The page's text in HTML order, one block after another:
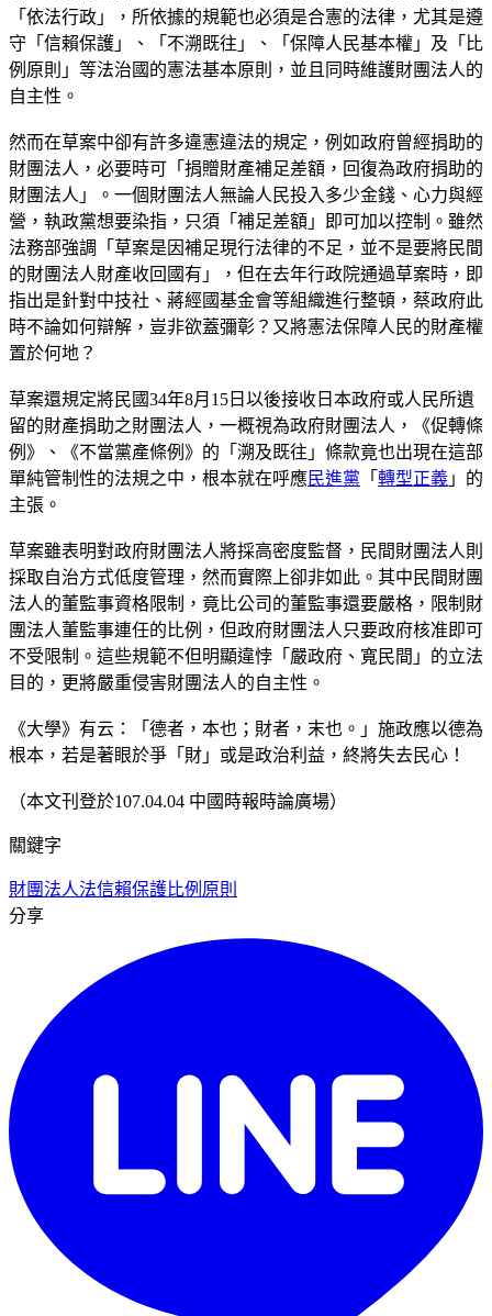
「依法行政」，所依據的規範也必須是合憲的法律，尤其是遵
守「信賴保護」、「不溯既往」、「保障人民基本權」及「比
例原則」等法治國的憲法基本原則，並且同時維護財團法人的
自主性。
然而在草案中卻有許多違憲違法的規定，例如政府曾經捐助的
財團法人，必要時可「捐贈財產補足差額，回復為政府捐助的
財團法人」。一個財團法人無論人民投入多少金錢、心力與經
營，執政黨想要染指，只須「補足差額」即可加以控制。雖然
法務部強調「草案是因補足現行法律的不足，並不是要將民間
的財團法人財產收回國有」，但在去年行政院通過草案時，即
指出是針對中技社、蔣經國基金會等組織進行整頓，蔡政府此
時不論如何辯解，豈非欲蓋彌彰？又將憲法保障人民的財產權
置於何地？
草案還規定將民國34年8月15日以後接收日本政府或人民所遺
留的財產捐助之財團法人，一概視為政府財團法人，《促轉條
例》、《不當黨產條例》的「溯及既往」條款竟也出現在這部
單純管制性的法規之中，根本就在呼應民進黨 「 轉型正義 」的
主張。
草案雖表明對政府財團法人將採高密度監督，民間財團法人則
採取自治方式低度管理，然而實際上卻非如此。其中民間財團
法人的董監事資格限制，竟比公司的董監事還要嚴格，限制財
團法人董監事連任的比例，但政府財團法人只要政府核准即可
不受限制。這些規範不但明顯違悖「嚴政府、寬民間」的立法
目的，更將嚴重侵害財團法人的自主性。
《大學》有云：「德者，本也；財者，末也。」施政應以德為
根本，若是著眼於爭「財」或是政治利益，終將失去民心！
（本文刊登於107.04.04 中國時報時論廣場）
關鍵字
財團法人法信賴保護比例原則
分享